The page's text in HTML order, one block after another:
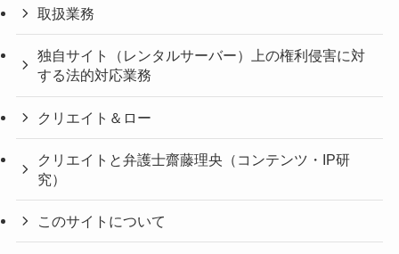
取扱業務
独自サイト（レンタルサーバー）上の権利侵害に対
する法的対応業務
クリエイト＆ロー
クリエイトと弁護士齋藤理央（コンテンツ・IP研
究）
このサイトについて